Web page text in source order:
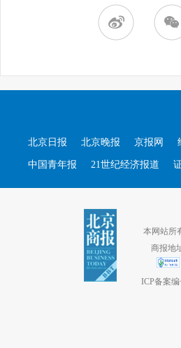
北京日报 北京晚报 京报网
中国青年报 21世纪经济报道
本网站所
商报地
ICP备案编